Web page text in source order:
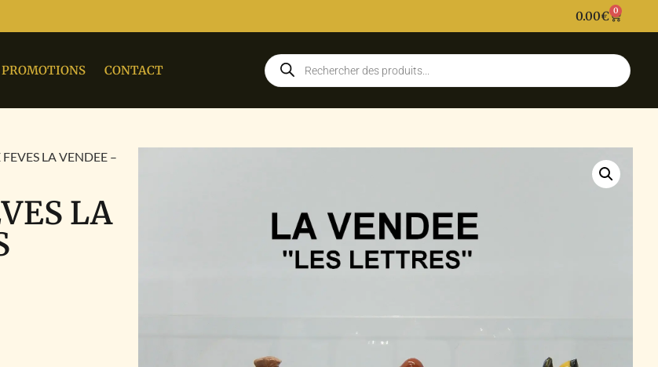
0.00€ 0
PROMOTIONS CONTACT
LA VENDEE –
LA